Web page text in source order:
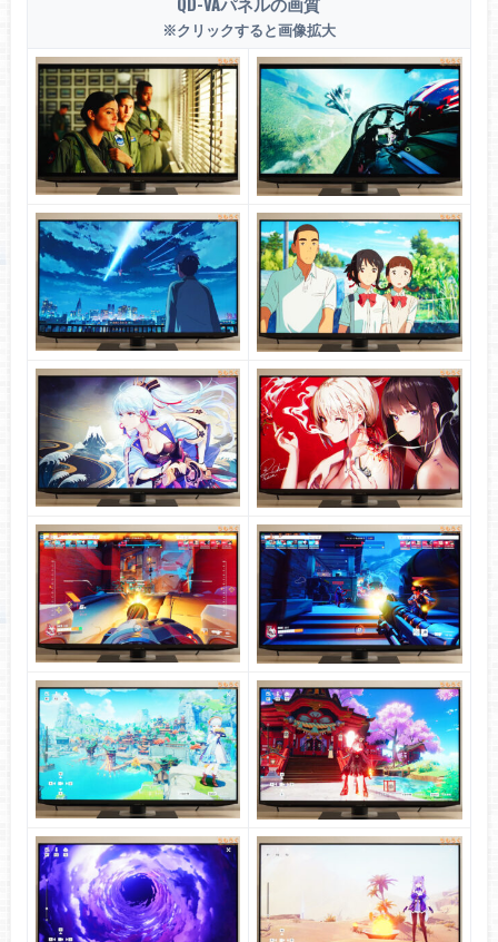
※クリックすると画像拡大